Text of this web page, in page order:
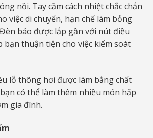
nồi. Tay cầm cách nhiệt chắc chắn
việc di chuyển, hạn chế làm bỏng
báo được lắp gần với nút điều
bạn thuận tiện cho việc kiểm soát
lỗ thông hơi được làm bằng chất
có thể làm thêm nhiều món hấp
gia đình.